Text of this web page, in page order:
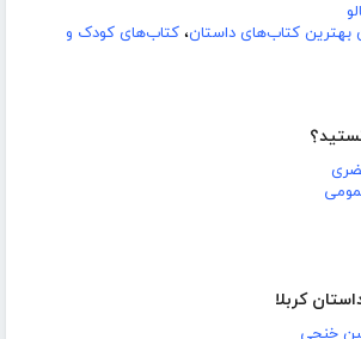
بهترین کتاب‌های داستان، کتاب‌های کودک و
کربلا
خنجی